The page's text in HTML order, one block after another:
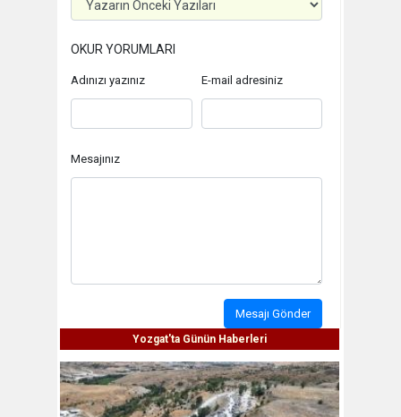
OKUR YORUMLARI
Adınızı yazınız E-mail adresiniz
Mesajınız
Mesajı Gönder
Yozgat'ta Günün Haberleri